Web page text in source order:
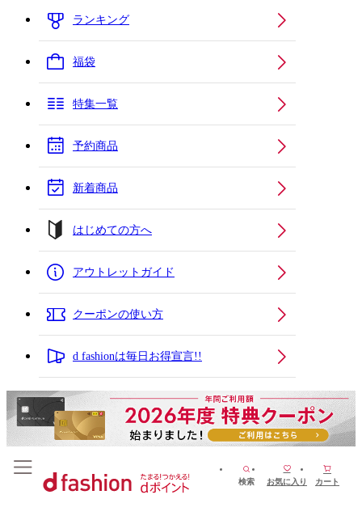
ランキング
福袋
特集一覧
予約商品
新着商品
はじめての方へ
アウトレットガイド
クーポンの使い方
d fashionは毎日お得宣言!!
検索 お気に入り カート